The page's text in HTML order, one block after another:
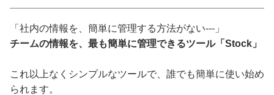
「社内の情報を、簡単に管理する方法がない---」
チームの情報を、最も簡単に管理できるツール「Stock」
これ以上なくシンプルなツールで、誰でも簡単に使い始め
られます。